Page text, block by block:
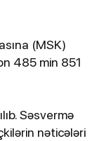
(MSK)
485 min 851
Səsvermə
nəticələri